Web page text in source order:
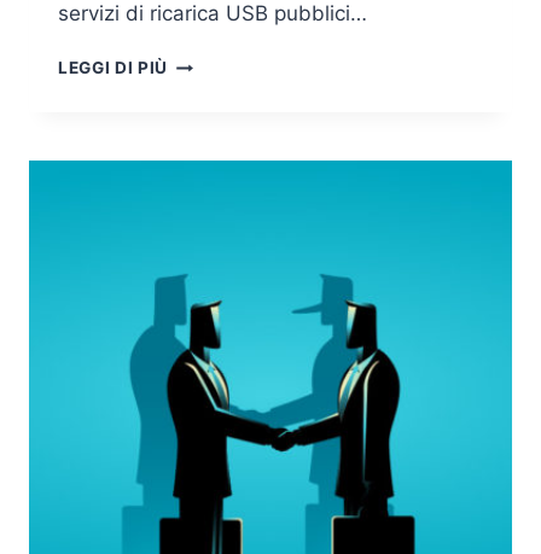
servizi di ricarica USB pubblici…
LEGGI DI PIÙ JUICE
PUNTO
VIA
USB